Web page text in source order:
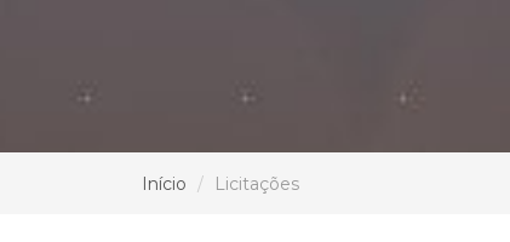
Início Licitações